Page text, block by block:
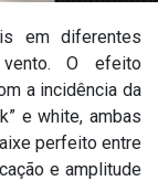
▼
▼
em diferentes
O efeito
a incidência da
e white, ambas
perfeito entre
e amplitude